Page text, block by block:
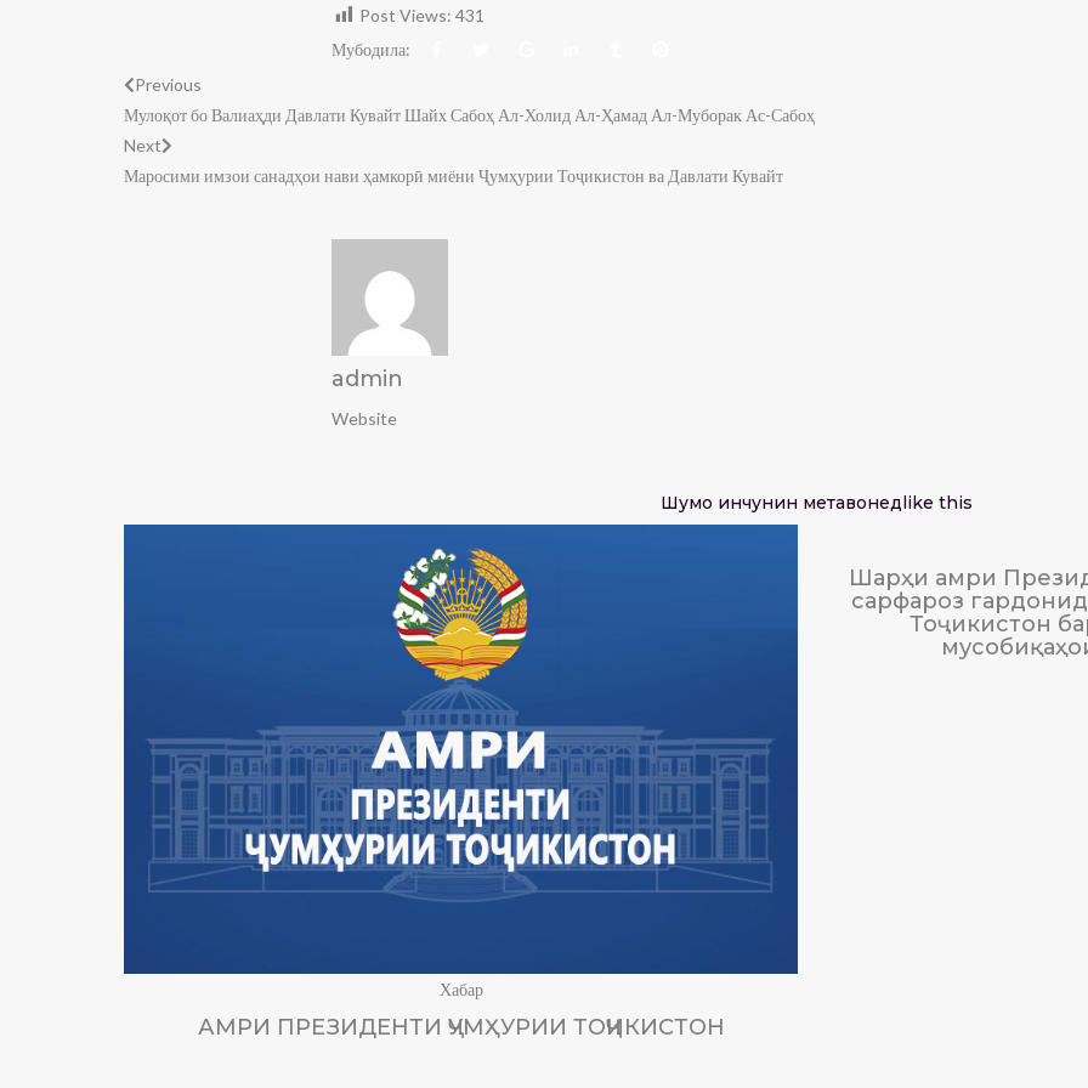
Post Views: 431
Мубодила:
Previous
Мулоқот бо Валиаҳди Давлати Кувайт Шайх Сабоҳ Ал-Холид Ал-Ҳамад Ал-Муборак Ас-Сабоҳ
Next
Маросими имзои санадҳои нави ҳамкорӣ миёни Ҷумҳурии Тоҷикистон ва Давлати Кувайт
admin
Website
Шумо инчунин метавонедlike this
Хабар
АМРИ ПРЕЗИДЕНТИ ҶУМҲУРИИ ТОҶИКИСТОН
Шарҳи амри
сарфароз
Тоҷикистон